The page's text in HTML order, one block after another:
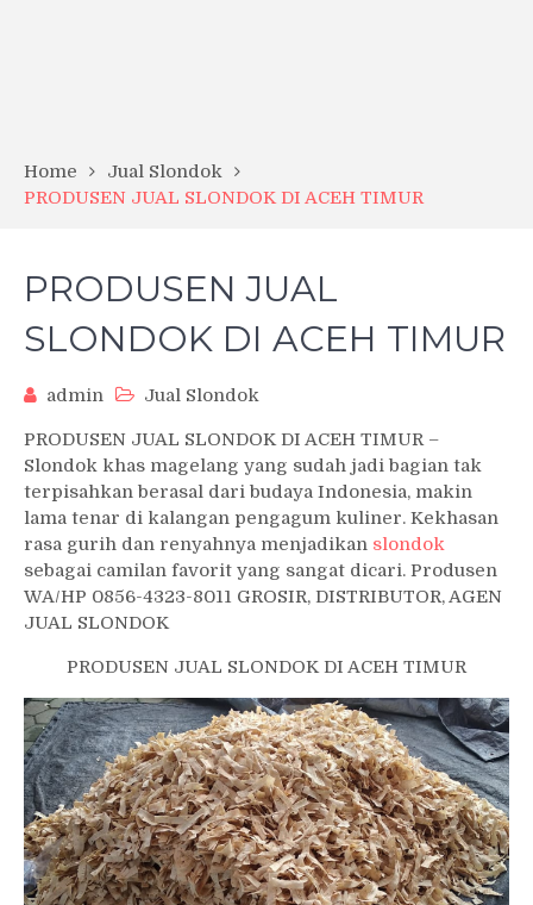
Home
Jual Slondok
PRODUSEN JUAL SLONDOK DI ACEH TIMUR
PRODUSEN JUAL
SLONDOK DI ACEH TIMUR
admin Jual Slondok
PRODUSEN JUAL SLONDOK DI ACEH TIMUR –
Slondok khas magelang yang sudah jadi bagian tak
terpisahkan berasal dari budaya Indonesia, makin
lama tenar di kalangan pengagum kuliner. Kekhasan
rasa gurih dan renyahnya menjadikan slondok
sebagai camilan favorit yang sangat dicari. Produsen
WA/HP 0856-4323-8011 GROSIR, DISTRIBUTOR, AGEN
JUAL SLONDOK
PRODUSEN JUAL SLONDOK DI ACEH TIMUR